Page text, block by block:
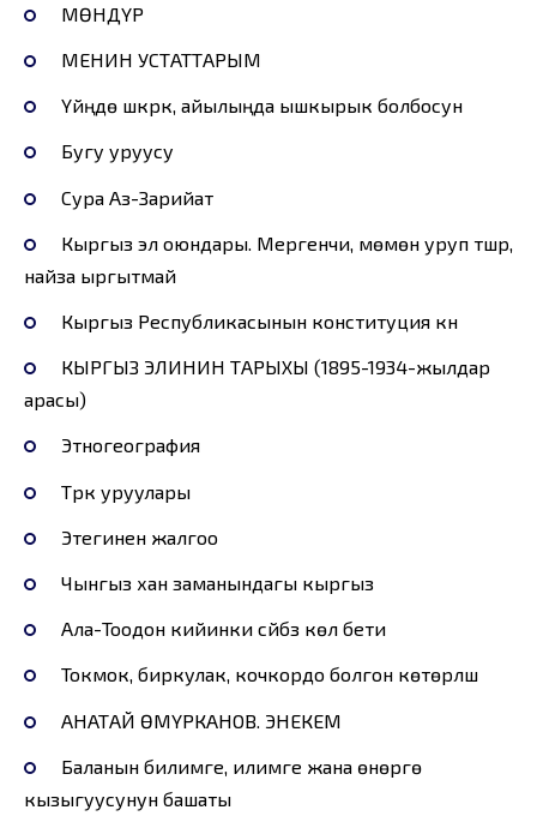
МӨНДҮР
МЕНИН УСТАТТАРЫМ
Үйүңдө үшкүрүк, айылыңда ышкырык болбосун
Бугу уруусу
Сура Аз-Зарийат
Кыргыз эл оюндары. Мергенчи, мөмөнү уруп түшүрүү,
найза ыргытмай
Кыргыз Республикасынын конституция күнү
КЫРГЫЗ ЭЛИНИН ТАРЫХЫ (1895-1934-жылдар
арасы)
Этногеография
Түрк уруулары
Этегинен жалгоо
Чынгыз хан заманындагы кыргыз
Ала-Тоодон кийинки сүйүүбүз көл бети
Токмок, биркулак, кочкордо болгон көтөрүлүш
АНАТАЙ ӨМҮРКАНОВ. ЭНЕКЕМ
Баланын билимге, илимге жана өнөргө
кызыгуусунун башаты